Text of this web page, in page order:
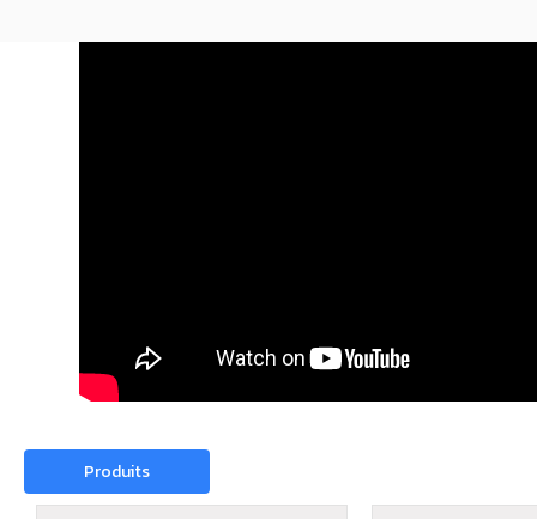
Produits